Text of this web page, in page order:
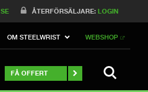
SE ÅTERFÖRSÄLJARE: LOGIN
OM STEELWRIST WEBSHOP
FÅ OFFERT